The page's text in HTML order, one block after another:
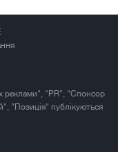
реклами", "PR", "Спонсор
"Позиція" публікуються